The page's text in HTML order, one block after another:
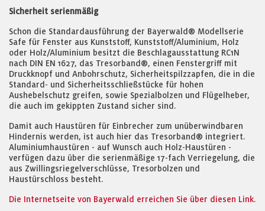
Sicherheit serienmäßig
Schon die Standardausführung der Bayerwald® Modellserie
Safe für Fenster aus Kunststoff, Kunststoff/Aluminium, Holz
oder Holz/Aluminium besitzt die Beschlagausstattung RC1N
nach DIN EN 1627, das Tresorband®, einen Fenstergriff mit
Druckknopf und Anbohrschutz, Sicherheitspilzzapfen, die in die
Standard- und Sicherheitsschließstücke für hohen
Aushebelschutz greifen, sowie Spezialbolzen und Flügelheber,
die auch im gekippten Zustand sicher sind.
Damit auch Haustüren für Einbrecher zum unüberwindbaren
Hindernis werden, ist auch hier das Tresorband® integriert.
Aluminiumhaustüren - auf Wunsch auch Holz-Haustüren -
verfügen dazu über die serienmäßige 17-fach Verriegelung, die
aus Zwillingsriegelverschlüsse, Tresorbolzen und
Haustürschloss besteht.
Die Internetseite von Bayerwald erreichen Sie über diesen Link.